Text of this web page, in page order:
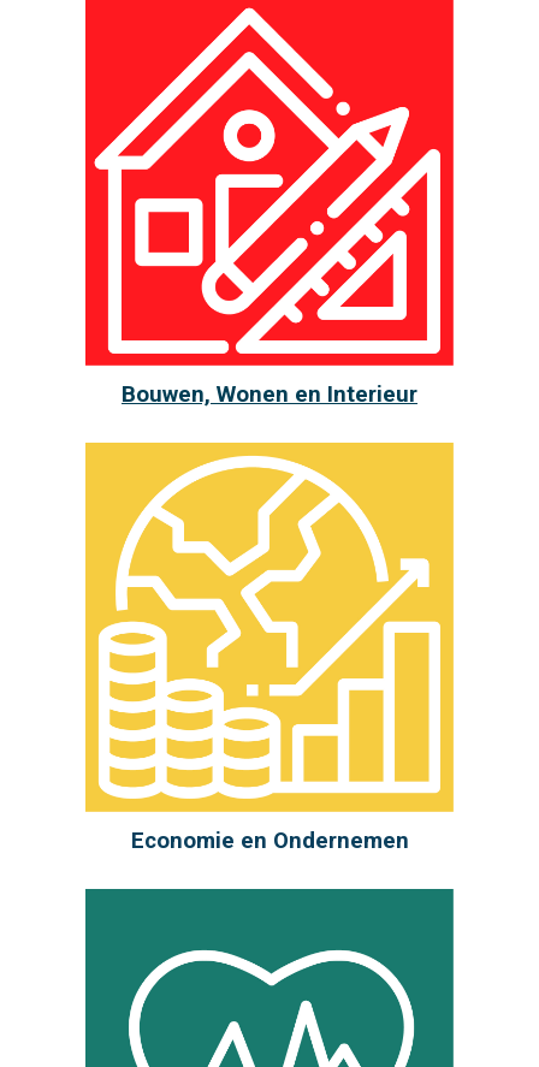
Bouwen, Wonen en Interieur
Economie en Ondernemen